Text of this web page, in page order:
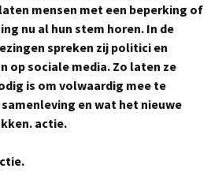
mensen met een beperking of
nu al hun stem horen. In de
spreken zij politici en
op sociale media. Zo laten ze
is om volwaardig mee te
en wat het nieuwe
actie.